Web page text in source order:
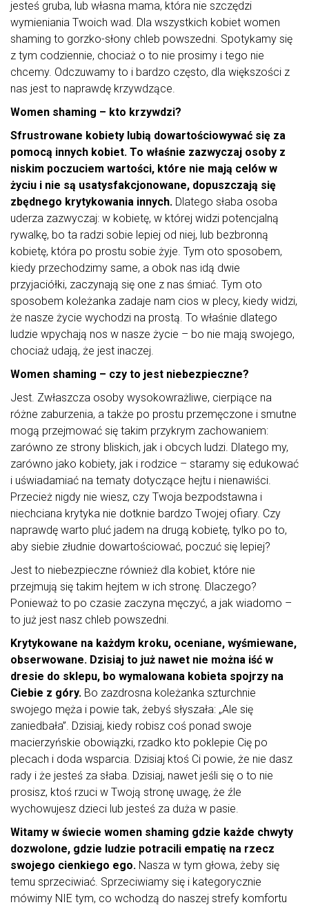
jesteś gruba, lub własna mama, która nie szczędzi
wymieniania Twoich wad. Dla wszystkich kobiet women
shaming to gorzko-słony chleb powszedni. Spotykamy się
z tym codziennie, chociaż o to nie prosimy i tego nie
chcemy. Odczuwamy to i bardzo często, dla większości z
nas jest to naprawdę krzywdzące.
Women shaming – kto krzywdzi?
Sfrustrowane kobiety lubią dowartościowywać się za
pomocą innych kobiet. To właśnie zazwyczaj osoby z
niskim poczuciem wartości, które nie mają celów w
życiu i nie są usatysfakcjonowane, dopuszczają się
zbędnego krytykowania innych. Dlatego słaba osoba
uderza zazwyczaj: w kobietę, w której widzi potencjalną
rywalkę, bo ta radzi sobie lepiej od niej, lub bezbronną
kobietę, która po prostu sobie żyje. Tym oto sposobem,
kiedy przechodzimy same, a obok nas idą dwie
przyjaciółki, zaczynają się one z nas śmiać. Tym oto
sposobem koleżanka zadaje nam cios w plecy, kiedy widzi,
że nasze życie wychodzi na prostą. To właśnie dlatego
ludzie wpychają nos w nasze życie – bo nie mają swojego,
chociaż udają, że jest inaczej.
Women shaming – czy to jest niebezpieczne?
Jest. Zwłaszcza osoby wysokowrażliwe, cierpiące na
różne zaburzenia, a także po prostu przemęczone i smutne
mogą przejmować się takim przykrym zachowaniem:
zarówno ze strony bliskich, jak i obcych ludzi. Dlatego my,
zarówno jako kobiety, jak i rodzice – staramy się edukować
i uświadamiać na tematy dotyczące hejtu i nienawiści.
Przecież nigdy nie wiesz, czy Twoja bezpodstawna i
niechciana krytyka nie dotknie bardzo Twojej ofiary. Czy
naprawdę warto pluć jadem na drugą kobietę, tylko po to,
aby siebie złudnie dowartościować, poczuć się lepiej?
Jest to niebezpieczne również dla kobiet, które nie
przejmują się takim hejtem w ich stronę. Dlaczego?
Ponieważ to po czasie zaczyna męczyć, a jak wiadomo –
to już jest nasz chleb powszedni.
Krytykowane na każdym kroku, oceniane, wyśmiewane,
obserwowane. Dzisiaj to już nawet nie można iść w
dresie do sklepu, bo wymalowana kobieta spojrzy na
Ciebie z góry. Bo zazdrosna koleżanka szturchnie
swojego męża i powie tak, żebyś słyszała: „Ale się
zaniedbała”. Dzisiaj, kiedy robisz coś ponad swoje
macierzyńskie obowiązki, rzadko kto poklepie Cię po
plecach i doda wsparcia. Dzisiaj ktoś Ci powie, że nie dasz
rady i że jesteś za słaba. Dzisiaj, nawet jeśli się o to nie
prosisz, ktoś rzuci w Twoją stronę uwagę, że źle
wychowujesz dzieci lub jesteś za duża w pasie.
Witamy w świecie women shaming gdzie każde chwyty
dozwolone, gdzie ludzie potracili empatię na rzecz
swojego cienkiego ego. Nasza w tym głowa, żeby się
temu sprzeciwiać. Sprzeciwiamy się i kategorycznie
mówimy NIE tym, co wchodzą do naszej strefy komfortu